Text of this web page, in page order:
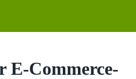
E-Commerce-